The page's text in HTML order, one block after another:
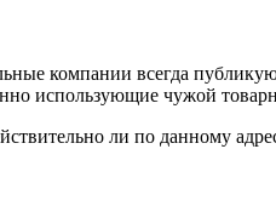
компании всегда
использующие чужой
ли по данному